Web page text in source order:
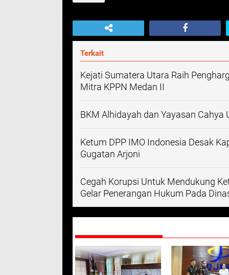
Terkait
Kejati Sumatera Utara Raih
Mitra KPPN Medan II
BKM Alhidayah dan Yayasan
Ketum DPP IMO Indonesia Desak
Gugatan Arjoni
Cegah Korupsi Untuk Mendukung
Gelar Penerangan Hukum Pada